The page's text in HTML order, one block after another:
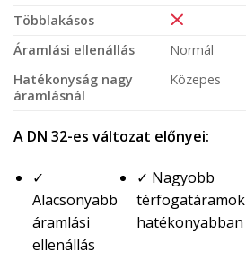
Többlakásos
Áramlási ellenállás
Normál
Hatékonyság nagy
áramlásnál
Közepes
A DN 32-es változat előnyei:
✓
Alacsonyabb
áramlási
ellenállás
✓ Nagyobb
térfogatáramok
hatékonyabban